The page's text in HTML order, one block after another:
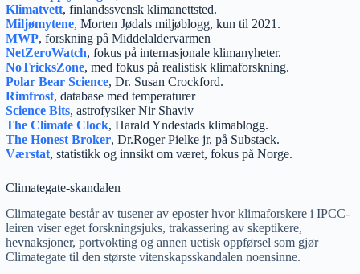
Klimatvett, finlandssvensk klimanettsted.
Miljømytene, Morten Jødals miljøblogg, kun til 2021.
MWP, forskning på Middelaldervarmen
NetZeroWatch, fokus på internasjonale klimanyheter.
NoTricksZone, med fokus på realistisk klimaforskning.
Polar Bear Science, Dr. Susan Crockford.
Rimfrost, database med temperaturer
Science Bits, astrofysiker Nir Shaviv
The Climate Clock, Harald Yndestads klimablogg.
The Honest Broker, Dr.Roger Pielke jr, på Substack.
Værstat, statistikk og innsikt om været, fokus på Norge.
Climategate-skandalen
Climategate består av tusener av eposter hvor klimaforskere i IPCC-
leiren viser eget forskningsjuks, trakassering av skeptikere,
hevnaksjoner, portvokting og annen uetisk oppførsel som gjør
Climategate til den største vitenskapsskandalen noensinne.